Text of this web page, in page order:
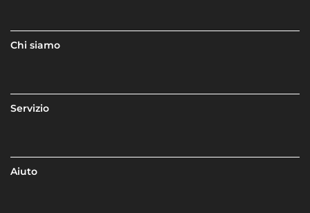
Chi siamo
Servizio
Aiuto